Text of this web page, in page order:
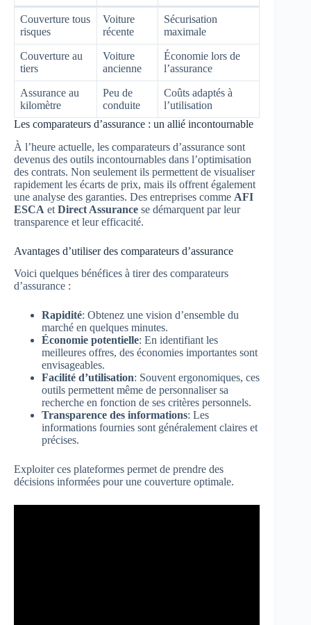
Couverture tous
risques
Voiture
récente
Sécurisation
maximale
Couverture au
tiers
Voiture
ancienne
Économie lors de
l’assurance
Assurance au
kilomètre
Peu de
conduite
Coûts adaptés à
l’utilisation
Les comparateurs d’assurance : un allié incontournable
À l’heure actuelle, les comparateurs d’assurance sont
devenus des outils incontournables dans l’optimisation
des contrats. Non seulement ils permettent de visualiser
rapidement les écarts de prix, mais ils offrent également
une analyse des garanties. Des entreprises comme AFI
ESCA et Direct Assurance se démarquent par leur
transparence et leur efficacité.
Avantages d’utiliser des comparateurs d’assurance
Voici quelques bénéfices à tirer des comparateurs
d’assurance :
Rapidité: Obtenez une vision d’ensemble du
marché en quelques minutes.
Économie potentielle: En identifiant les
meilleures offres, des économies importantes sont
envisageables.
Facilité d’utilisation: Souvent ergonomiques, ces
outils permettent même de personnaliser sa
recherche en fonction de ses critères personnels.
Transparence des informations: Les
informations fournies sont généralement claires et
précises.
Exploiter ces plateformes permet de prendre des
décisions informées pour une couverture optimale.